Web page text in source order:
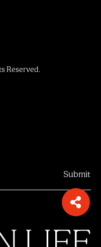
Reserved.